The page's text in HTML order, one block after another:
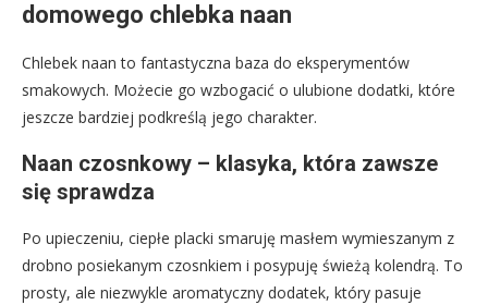
domowego chlebka naan
Chlebek naan to fantastyczna baza do eksperymentów
smakowych. Możecie go wzbogacić o ulubione dodatki, które
jeszcze bardziej podkreślą jego charakter.
Naan czosnkowy – klasyka, która zawsze
się sprawdza
Po upieczeniu, ciepłe placki smaruję masłem wymieszanym z
drobno posiekanym czosnkiem i posypuję świeżą kolendrą. To
prosty, ale niezwykle aromatyczny dodatek, który pasuje